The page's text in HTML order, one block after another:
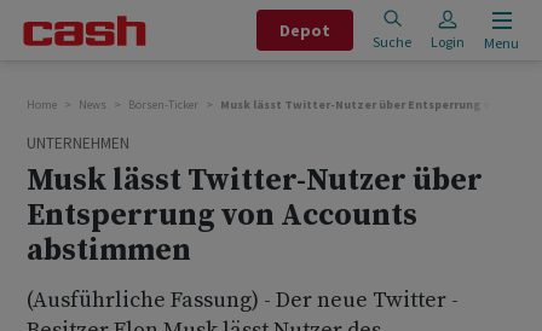
Depot
Suche Login Menu
Home News Börsen-Ticker Musk lässt Twitter-Nutzer über Entsperrung von
UNTERNEHMEN
Musk lässt Twitter-Nutzer über
Entsperrung von Accounts
abstimmen
(Ausführliche Fassung) - Der neue Twitter -